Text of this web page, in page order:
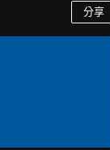
分享